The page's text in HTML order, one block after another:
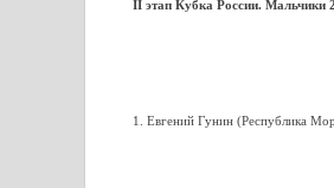
II этап Кубка России. Мальчики
1. Евгений Гунин (Республика